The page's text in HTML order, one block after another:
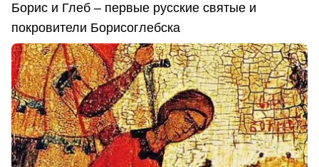
Борис и Глеб – первые русские святые и
покровители Борисоглебска